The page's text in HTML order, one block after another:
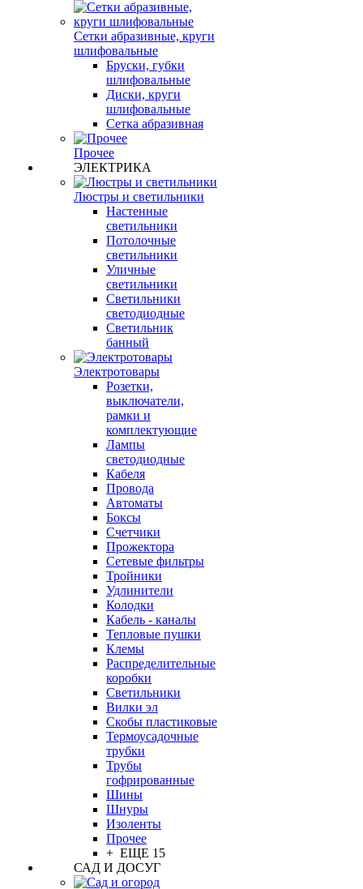
Сетки абразивные, круги
шлифовальные
Бруски, губки
шлифовальные
Диски, круги
шлифовальные
Сетка абразивная
Прочее
ЭЛЕКТРИКА
Люстры и светильники
Настенные
светильники
Потолочные
светильники
Уличные
светильники
Светильники
светодиодные
Светильник
банный
Электротовары
Розетки,
выключатели,
рамки и
комплектующие
Лампы
светодиодные
Кабеля
Провода
Автоматы
Боксы
Счетчики
Прожектора
Сетевые фильтры
Тройники
Удлинители
Колодки
Кабель - каналы
Тепловые пушки
Клемы
Распределительные
коробки
Светильники
Вилки эл
Скобы пластиковые
Термоусадочные
трубки
Трубы
гофрированные
Шины
Шнуры
Изоленты
Прочее
+ ЕЩЕ 15
САД И ДОСУГ